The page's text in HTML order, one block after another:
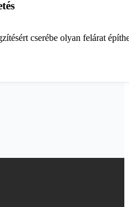
cserébe olyan felárat